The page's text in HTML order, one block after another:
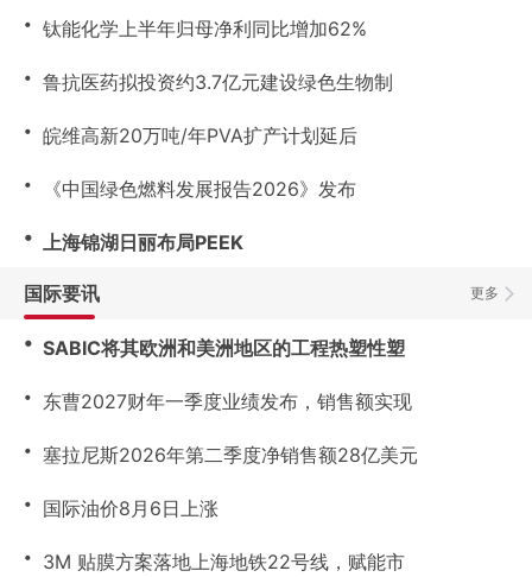
・ 钛能化学上半年归母净利同比增加62%
・ 鲁抗医药拟投资约3.7亿元建设绿色生物制
・ 皖维高新20万吨/年PVA扩产计划延后
・ 《中国绿色燃料发展报告2026》发布
・ 上海锦湖日丽布局PEEK
更多
国际要讯
・ SABIC将其欧洲和美洲地区的工程热塑性塑
・ 东曹2027财年一季度业绩发布，销售额实现
・ 塞拉尼斯2026年第二季度净销售额28亿美元
・ 国际油价8月6日上涨
・ 3M 贴膜方案落地上海地铁22号线，赋能市